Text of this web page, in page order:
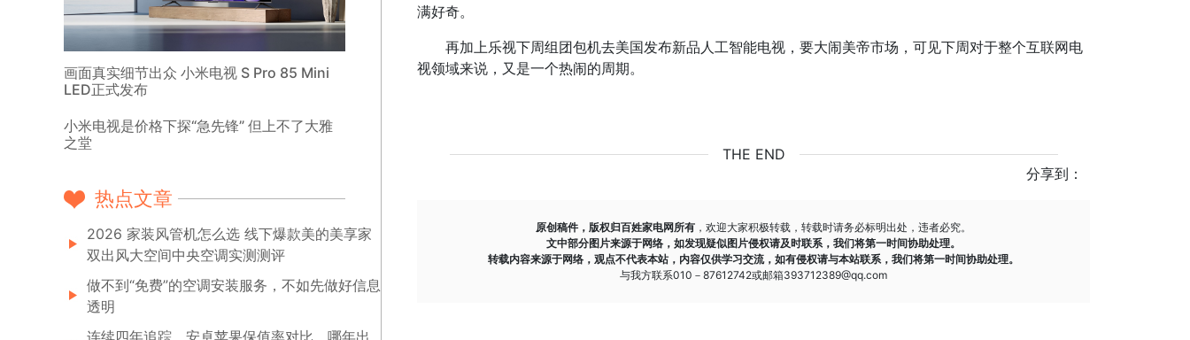
画面真实细节出众 小米电视 S Pro 85 Mini
LED正式发布
小米电视是价格下探“急先锋” 但上不了大雅
之堂
热点文章
2026 家装风管机怎么选 线下爆款美的美享家
双出风大空间中央空调实测测评
做不到“免费”的空调安装服务，不如先做好信息
透明
连续四年追踪，安卓苹果保值率对比，哪年出
满好奇。
再加上乐视下周组团包机去美国发布新品人工智能电视，要大闹美帝市场，可见下周对于整个互联网电
视领域来说，又是一个热闹的周期。
THE END
分享到：
原创稿件，版权归百姓家电网所有 ，欢迎大家积极转载，转载时请务必标明出处，违者必究。
文中部分图片来源于网络，如发现疑似图片侵权请及时联系，我们将第一时间协助处理。
转载内容来源于网络，观点不代表本站，内容仅供学习交流，如有侵权请与本站联系，我们将第一时间协助处理。
与我方联系010－87612742或邮箱393712389@qq.com